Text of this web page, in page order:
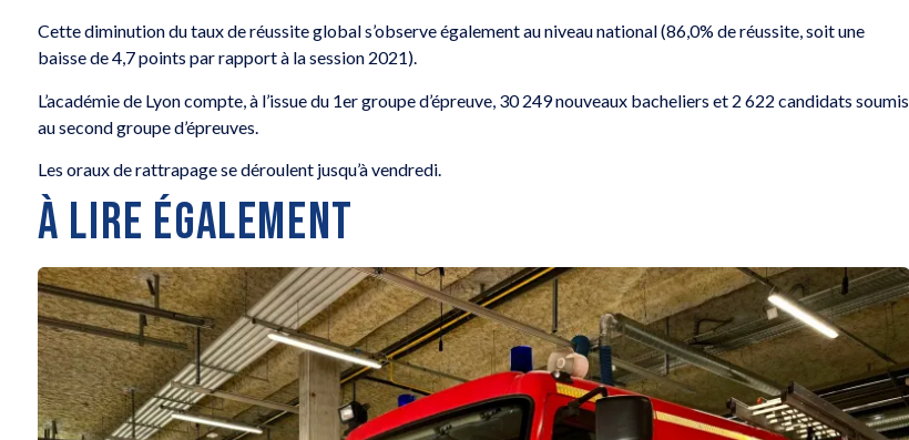
Cette diminution du taux de réussite global s’observe également au niveau national (86,0% de réussite, soit une
baisse de 4,7 points par rapport à la session 2021).
L’académie de Lyon compte, à l’issue du 1er groupe d’épreuve, 30 249 nouveaux bacheliers et 2 622 candidats soumis
au second groupe d’épreuves.
Les oraux de rattrapage se déroulent jusqu’à vendredi.
À LIRE ÉGALEMENT